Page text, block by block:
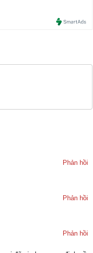
Phản hồi
Phản hồi
Phản hồi